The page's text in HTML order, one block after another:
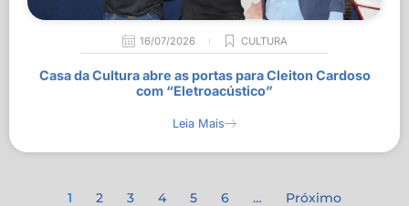
16/07/2026 CULTURA
Casa da Cultura abre as portas para Cleiton Cardoso
com “Eletroacústico”
Leia Mais
1 2 3 4 5 6 … Próximo